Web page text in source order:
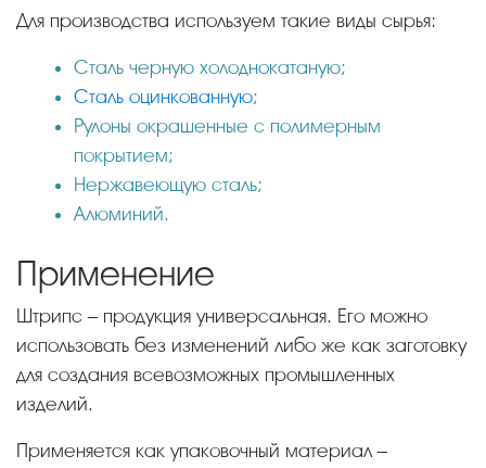
Для производства используем такие виды сырья:
Сталь черную холоднокатаную;
Сталь оцинкованную;
Рулоны окрашенные с полимерным
покрытием;
Нержавеющую сталь;
Алюминий.
Применение
Штрипс – продукция универсальная. Его можно
использовать без изменений либо же как заготовку
для создания всевозможных промышленных
изделий.
Применяется как упаковочный материал –